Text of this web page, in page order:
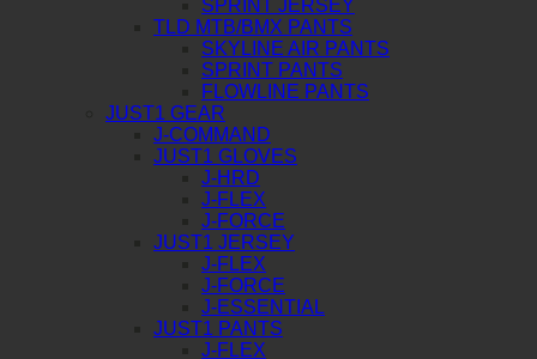
SPRINT JERSEY
TLD MTB/BMX PANTS
SKYLINE AIR PANTS
SPRINT PANTS
FLOWLINE PANTS
JUST1 GEAR
J-COMMAND
JUST1 GLOVES
J-HRD
J-FLEX
J-FORCE
JUST1 JERSEY
J-FLEX
J-FORCE
J-ESSENTIAL
JUST1 PANTS
J-FLEX